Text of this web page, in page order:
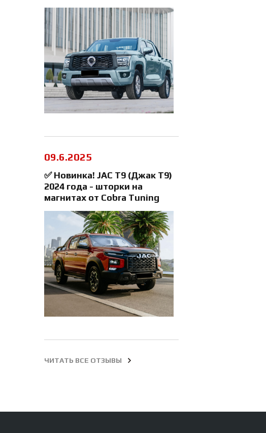
09.6.2025
✅ Новинка! JAC T9 (Джак Т9)
2024 года - шторки на
магнитах от Cobra Tuning
ЧИТАТЬ ВСЕ ОТЗЫВЫ